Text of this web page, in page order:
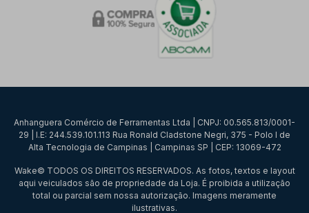
Anhanguera Comércio de Ferramentas Ltda | CNPJ: 00.565.813/0001-
29 | I.E: 244.539.101.113 Rua Ronald Cladstone Negri, 375 - Polo I de
Alta Tecnologia de Campinas | Campinas SP | CEP: 13069-472
Wake© TODOS OS DIREITOS RESERVADOS. As fotos, textos e layout
aqui veiculados são de propriedade da Loja. É proibida a utilização
total ou parcial sem nossa autorização. Imagens meramente
ilustrativas.